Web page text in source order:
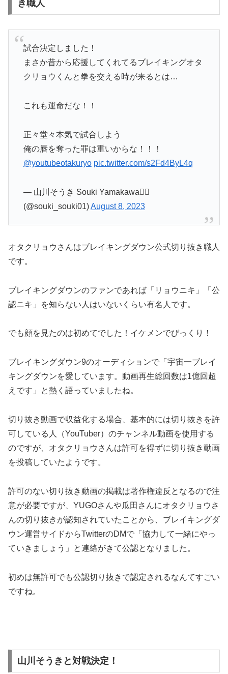
き職人
試合決定しました！
まさか昔から応援してくれてるブレイキングオタ
クリョウくんと拳を交える時が来るとは…
これも運命だな！！
正々堂々本気で試合しよう
俺の唇を奪った罪は重いからな！！！
@youtubeotakuryo pic.twitter.com/s2Fd4ByL4q
— 山川そうき Souki Yamakawa❤️‍🔥
(@souki_souki01)August 8, 2023
オタクリョウさんはブレイキングダウン公式切り抜き職人
です。
ブレイキングダウンのファンであれば「リョウニキ」「公
認ニキ」を知らない人はいないくらい有名人です。
でも顔を見たのは初めてでした！イケメンでびっくり！
ブレイキングダウン9のオーディションで「宇宙一ブレイ
キングダウンを愛しています。動画再生総回数は1億回超
えです」と熱く語っていましたね。
切り抜き動画で収益化する場合、基本的には切り抜きを許
可している人（YouTuber）のチャンネル動画を使用する
のですが、オタクリョウさんは許可を得ずに切り抜き動画
を投稿していたようです。
許可のない切り抜き動画の掲載は著作権違反となるので注
意が必要ですが、YUGOさんや瓜田さんにオタクリョウさ
んの切り抜きが認知されていたことから、ブレイキングダ
ウン運営サイドからTwitterのDMで「協力して一緒にやっ
ていきましょう」と連絡がきて公認となりました。
初めは無許可でも公認切り抜きで認定されるなんてすごい
ですね。
山川そうきと対戦決定！